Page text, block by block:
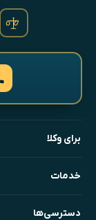
برای وکلا
خدمات
دسترسی‌ها